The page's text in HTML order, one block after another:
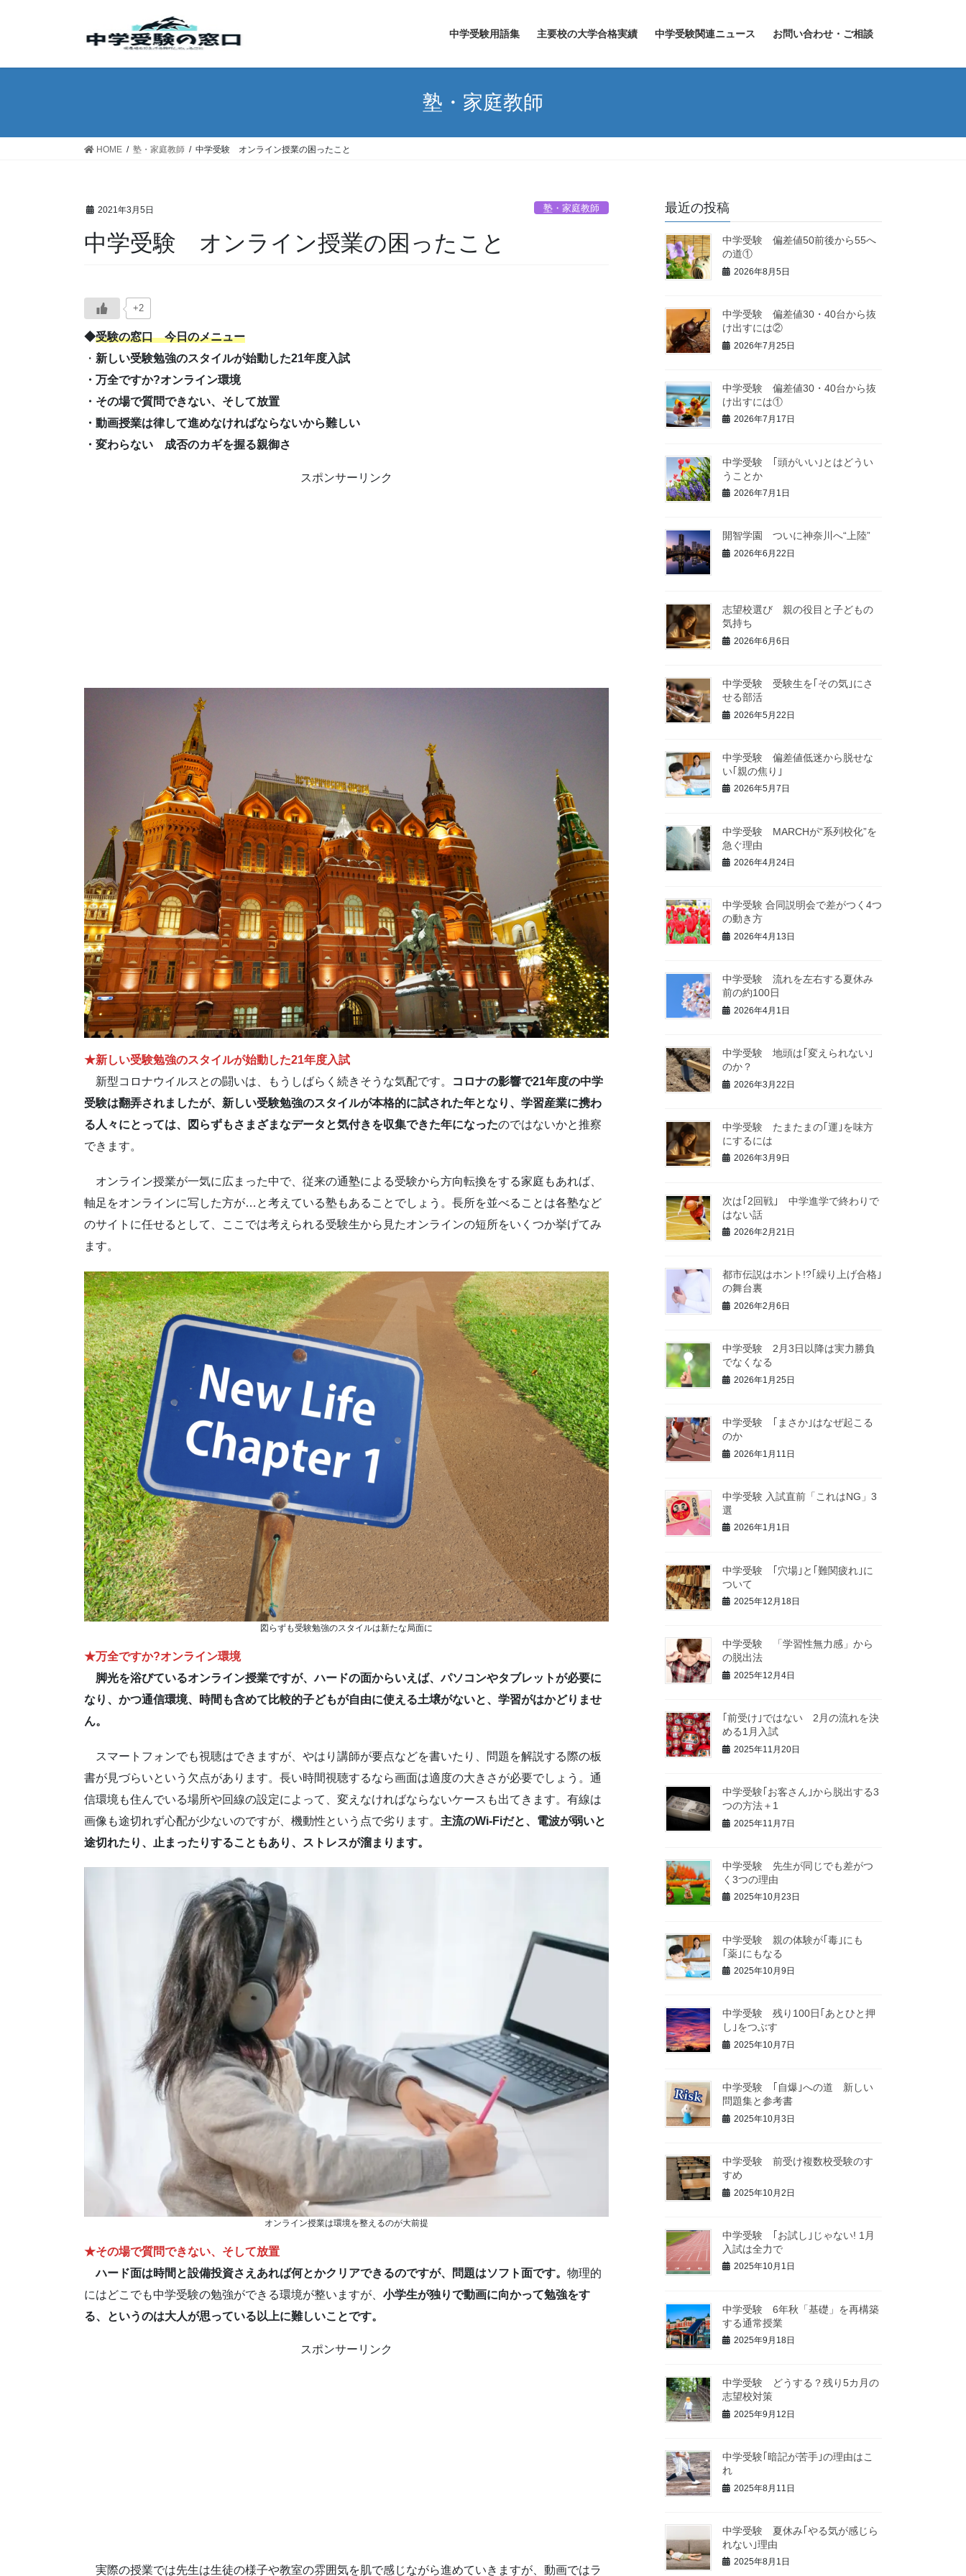
中学受験用語集 主要校の大学合格実績 中学受験関連ニュース お問い合わせ・ご相談
塾・家庭教師
HOME 塾・家庭教師 中学受験 オンライン授業の困ったこと
2021年3月5日 塾・家庭教師
中学受験 オンライン授業の困ったこと
+2
◆受験の窓口 今日のメニュー
・ 新しい受験勉強のスタイルが始動した21年度入試
・万全ですか?オンライン環境
・その場で質問できない、そして放置
・動画授業は律して進めなければならないから難しい
・変わらない 成否のカギを握る親御さ
スポンサーリンク
★新しい受験勉強のスタイルが始動した21年度入試
新型コロナウイルスとの闘いは、もうしばらく続きそうな気配です。
コロナの影響で21年度の中学
受験は翻弄されましたが、新しい受験勉強のスタイルが本格的に試された年となり、学習産業に携わ
る人々にとっては、図らずもさまざまなデータと気付きを収集できた年になったのではないかと推察
できます。
オンライン授業が一気に広まった中で、従来の通塾による受験から方向転換をする家庭もあれば、
軸足をオンラインに写した方が…と考えている塾もあることでしょう。長所を並べることは各塾など
のサイトに任せるとして、ここでは考えられる受験生から見たオンラインの短所をいくつか挙げてみ
ます。
図らずも受験勉強のスタイルは新たな局面に
★万全ですか?オンライン環境
脚光を浴びているオンライン授業ですが、ハードの面からいえば、パソコンやタブレットが必要に
なり、かつ通信環境、時間も含めて比較的子どもが自由に使える土壌がないと、学習がはかどりませ
ん。
スマートフォンでも視聴はできますが、やはり講師が要点などを書いたり、問題を解説する際の板
書が見づらいという欠点があります。長い時間視聴するなら画面は適度の大きさが必要でしょう。通
信環境も住んでいる場所や回線の設定によって、変えなければならないケースも出てきます。有線は
画像も途切れず心配が少ないのですが、機動性という点で劣ります。 主流のWi-Fiだと、電波が弱いと
途切れたり、止まったりすることもあり、ストレスが溜まります。
オンライン授業は環境を整えるのが大前提
★その場で質問できない、そして放置
ハード面は時間と設備投資さえあれば何とかクリアできるのですが、問題はソフト面です。 物理的
にはどこでも中学受験の勉強ができる環境が整いますが、 小学生が独りで動画に向かって勉強をす
る、というのは大人が思っている以上に難しいことです。
スポンサーリンク
実際の授業では先生は生徒の様子や教室の雰囲気を肌で感じながら進めていきますが、動画ではラ
最近の投稿
中学受験 偏差値50前後から55へ
の道①
2026年8月5日
中学受験 偏差値30・40台から抜
け出すには②
2026年7月25日
中学受験 偏差値30・40台から抜
け出すには①
2026年7月17日
中学受験 ｢頭がいい｣とはどうい
うことか
2026年7月1日
開智学園 ついに神奈川へ“上陸”
2026年6月22日
志望校選び 親の役目と子どもの
気持ち
2026年6月6日
中学受験 受験生を｢その気｣にさ
せる部活
2026年5月22日
中学受験 偏差値低迷から脱せな
い｢親の焦り｣
2026年5月7日
中学受験 MARCHが“系列校化”を
急ぐ理由
2026年4月24日
中学受験 合同説明会で差がつく4つ
の動き方
2026年4月13日
中学受験 流れを左右する夏休み
前の約100日
2026年4月1日
中学受験 地頭は｢変えられない｣
のか？
2026年3月22日
中学受験 たまたまの｢運｣を味方
にするには
2026年3月9日
次は｢2回戦｣ 中学進学で終わりで
はない話
2026年2月21日
都市伝説はホント!?｢繰り上げ合格｣
の舞台裏
2026年2月6日
中学受験 2月3日以降は実力勝負
でなくなる
2026年1月25日
中学受験 ｢まさか｣はなぜ起こる
のか
2026年1月11日
中学受験 入試直前「これはNG」3
選
2026年1月1日
中学受験 ｢穴場｣と｢難関疲れ｣に
ついて
2025年12月18日
中学受験 「学習性無力感」から
の脱出法
2025年12月4日
｢前受け｣ではない 2月の流れを決
める1月入試
2025年11月20日
中学受験｢お客さん｣から脱出する3
つの方法＋1
2025年11月7日
中学受験 先生が同じでも差がつ
く3つの理由
2025年10月23日
中学受験 親の体験が｢毒｣にも
｢薬｣にもなる
2025年10月9日
中学受験 残り100日｢あとひと押
し｣をつぶす
2025年10月7日
中学受験 ｢自爆｣への道 新しい
問題集と参考書
2025年10月3日
中学受験 前受け複数校受験のす
すめ
2025年10月2日
中学受験 ｢お試し｣じゃない! 1月
入試は全力で
2025年10月1日
中学受験 6年秋「基礎」を再構築
する通常授業
2025年9月18日
中学受験 どうする？残り5カ月の
志望校対策
2025年9月12日
中学受験｢暗記が苦手｣の理由はこ
れ
2025年8月11日
中学受験 夏休み｢やる気が感じら
れない｣理由
2025年8月1日